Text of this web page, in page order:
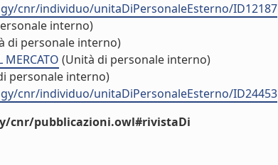
cnr/individuo/unitaDiPersonaleEsterno/ID12187
interno)
di personale interno)
MERCATO (Unità di personale interno)
personale interno)
cnr/individuo/unitaDiPersonaleEsterno/ID24453
cnr/pubblicazioni.owl#rivistaDi